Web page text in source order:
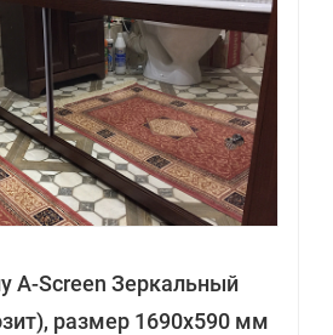
A-Screen Зеркальный
размер 1690х590 мм